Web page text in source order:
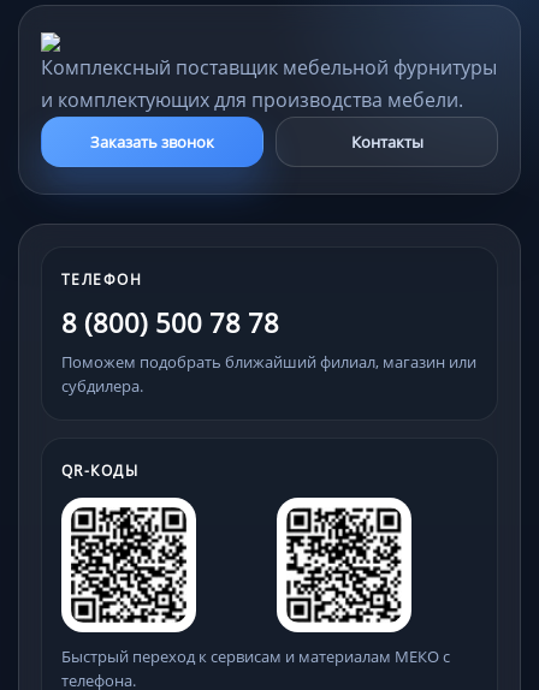
Комплексный поставщик мебельной фурнитуры
и комплектующих для производства мебели.
Заказать звонок Контакты
ТЕЛЕФОН
8 (800) 500 78 78
Поможем подобрать ближайший филиал, магазин или
субдилера.
QR-КОДЫ
Быстрый переход к сервисам и материалам МЕКО с
телефона.